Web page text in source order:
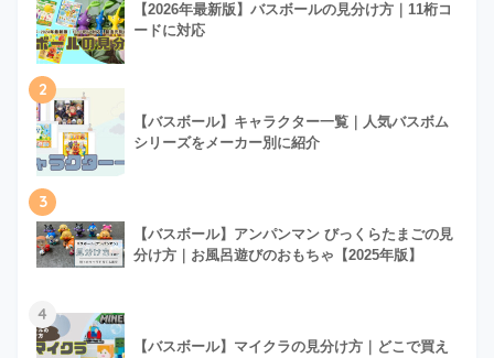
【2026年最新版】バスボールの見分け方｜11桁コ
ードに対応
2
【バスボール】キャラクター一覧｜人気バスボム
シリーズをメーカー別に紹介
3
【バスボール】アンパンマン びっくらたまごの見
分け方｜お風呂遊びのおもちゃ【2025年版】
4
【バスボール】マイクラの見分け方｜どこで買え